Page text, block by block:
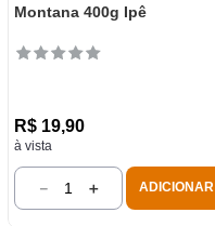
Montana 400g Ipê
R$ 19,90
à vista
＋
－ ADICIONAR